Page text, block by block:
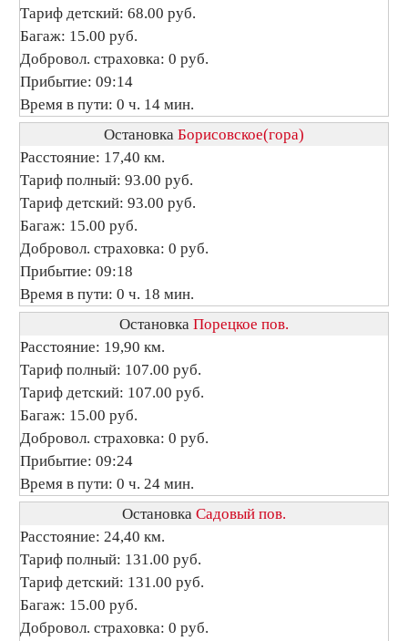
Тариф детский: 68.00 руб.
Багаж: 15.00 руб.
Добровол. страховка: 0 руб.
Прибытие: 09:14
Время в пути: 0 ч. 14 мин.
Остановка Борисовское(гора)
Расстояние: 17,40 км.
Тариф полный: 93.00 руб.
Тариф детский: 93.00 руб.
Багаж: 15.00 руб.
Добровол. страховка: 0 руб.
Прибытие: 09:18
Время в пути: 0 ч. 18 мин.
Остановка Порецкое пов.
Расстояние: 19,90 км.
Тариф полный: 107.00 руб.
Тариф детский: 107.00 руб.
Багаж: 15.00 руб.
Добровол. страховка: 0 руб.
Прибытие: 09:24
Время в пути: 0 ч. 24 мин.
Остановка Садовый пов.
Расстояние: 24,40 км.
Тариф полный: 131.00 руб.
Тариф детский: 131.00 руб.
Багаж: 15.00 руб.
Добровол. страховка: 0 руб.